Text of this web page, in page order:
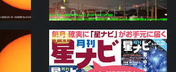
（＾０＾）コメト
PR